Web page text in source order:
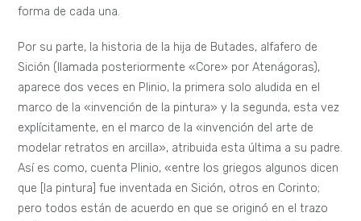
forma de cada una.
Por su parte, la historia de la hija de Butades, alfafero de
Sición (llamada posteriormente «Core» por Atenágoras),
aparece dos veces en Plinio, la primera solo aludida en el
marco de la «invención de la pintura» y la segunda, esta vez
explícitamente, en el marco de la «invención del arte de
modelar retratos en arcilla», atribuida esta última a su padre.
Así es como, cuenta Plinio, «entre los griegos algunos dicen
que [la pintura] fue inventada en Sición, otros en Corinto;
pero todos están de acuerdo en que se originó en el trazo